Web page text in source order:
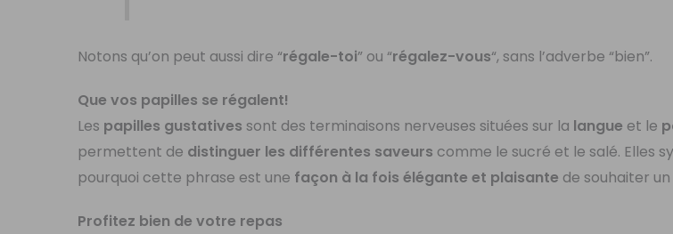
Notons qu’on peut aussi dire “régale-toi” ou “régalez-vous“, sans l’adverbe “bien”.
Que vos papilles se régalent!
Les papilles gustatives sont des terminaisons nerveuses situées sur la langue et le
permettent de distinguer les différentes saveurs comme le sucré et le salé. Elles
pourquoi cette phrase est une façon à la fois élégante et plaisante de souhaiter
Profitez bien de votre repas